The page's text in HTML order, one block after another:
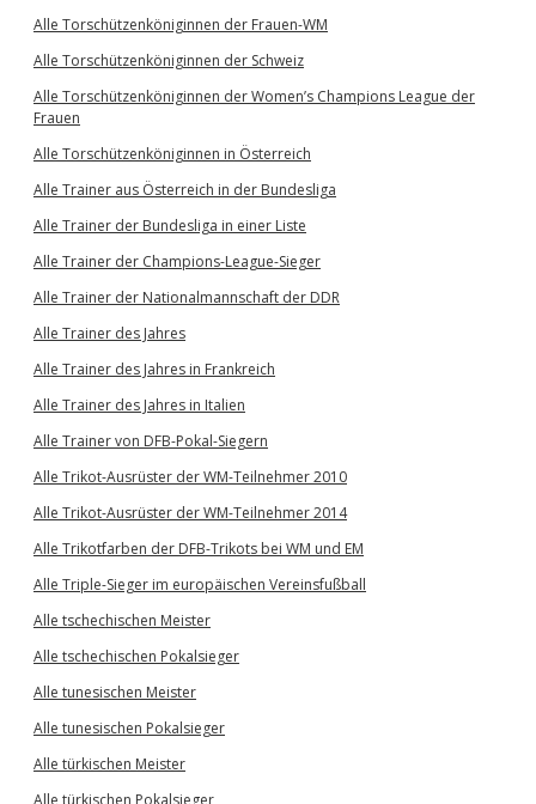
Alle Torschützenköniginnen der Frauen-WM
Alle Torschützenköniginnen der Schweiz
Alle Torschützenköniginnen der Women’s Champions League der
Frauen
Alle Torschützenköniginnen in Österreich
Alle Trainer aus Österreich in der Bundesliga
Alle Trainer der Bundesliga in einer Liste
Alle Trainer der Champions-League-Sieger
Alle Trainer der Nationalmannschaft der DDR
Alle Trainer des Jahres
Alle Trainer des Jahres in Frankreich
Alle Trainer des Jahres in Italien
Alle Trainer von DFB-Pokal-Siegern
Alle Trikot-Ausrüster der WM-Teilnehmer 2010
Alle Trikot-Ausrüster der WM-Teilnehmer 2014
Alle Trikotfarben der DFB-Trikots bei WM und EM
Alle Triple-Sieger im europäischen Vereinsfußball
Alle tschechischen Meister
Alle tschechischen Pokalsieger
Alle tunesischen Meister
Alle tunesischen Pokalsieger
Alle türkischen Meister
Alle türkischen Pokalsieger